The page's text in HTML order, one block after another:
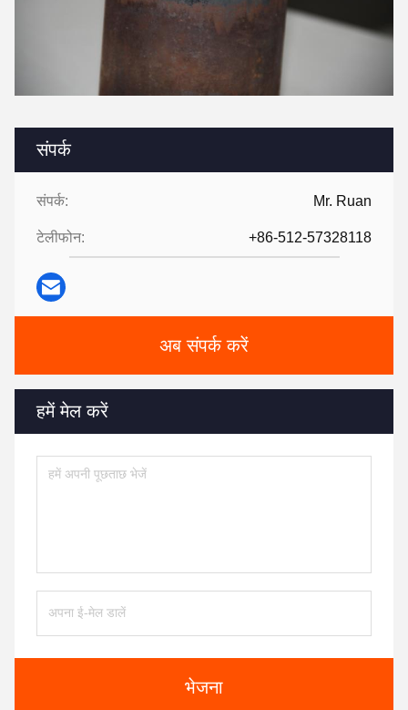
संपर्क
संपर्क: Mr. Ruan
टेलीफोन: +86-512-57328118
अब संपर्क करें
हमें मेल करें
भेजना